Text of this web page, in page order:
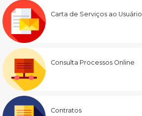
Carta de Serviços ao Usuário
Consulta Processos Online
Contratos